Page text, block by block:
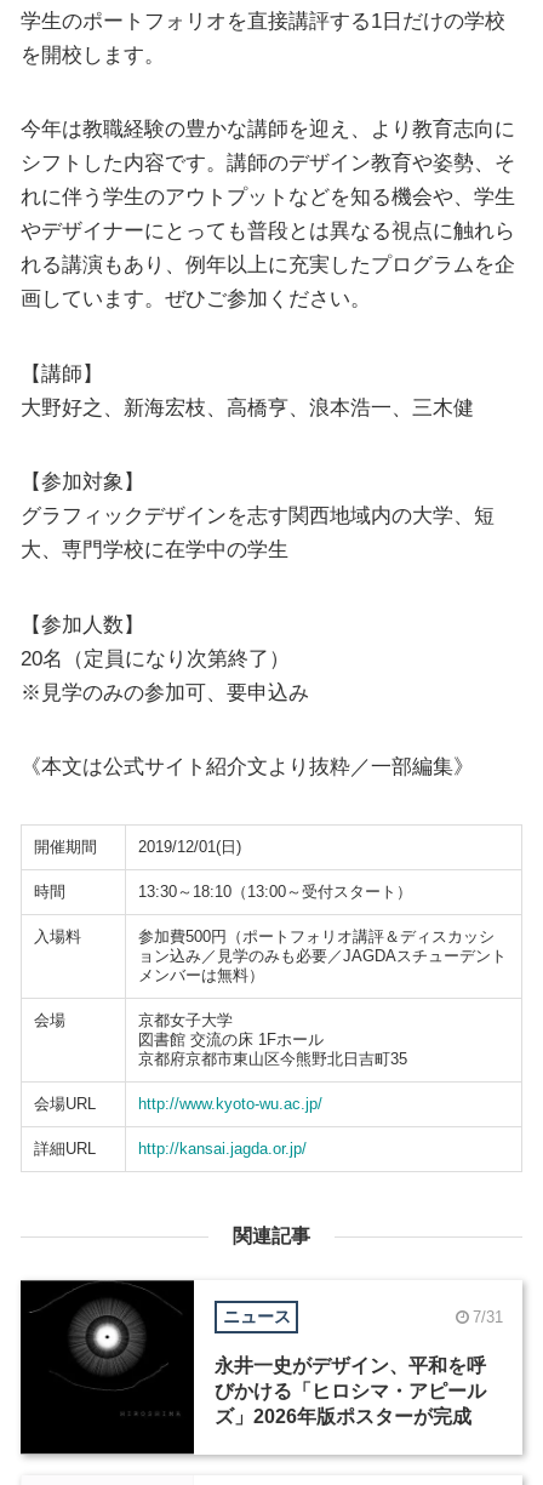
学生のポートフォリオを直接講評する1日だけの学校
を開校します。
今年は教職経験の豊かな講師を迎え、より教育志向に
シフトした内容です。講師のデザイン教育や姿勢、そ
れに伴う学生のアウトプットなどを知る機会や、学生
やデザイナーにとっても普段とは異なる視点に触れら
れる講演もあり、例年以上に充実したプログラムを企
画しています。ぜひご参加ください。
【講師】
大野好之、新海宏枝、高橋亨、浪本浩一、三木健
【参加対象】
グラフィックデザインを志す関西地域内の大学、短
大、専門学校に在学中の学生
【参加人数】
20名（定員になり次第終了）
※見学のみの参加可、要申込み
《本文は公式サイト紹介文より抜粋／一部編集》
開催期間 2019/12/01(日)
時間 13:30～18:10（13:00～受付スタート）
入場料
参加費500円（ポートフォリオ講評＆ディスカッシ
ョン込み／見学のみも必要／JAGDAスチューデント
メンバーは無料）
会場
京都女子大学
図書館 交流の床 1Fホール
京都府京都市東山区今熊野北日吉町35
会場URL http://www.kyoto-wu.ac.jp/
詳細URL http://kansai.jagda.or.jp/
関連記事
ニュース 7/31
永井一史がデザイン、平和を呼
びかける「ヒロシマ・アピール
ズ」2026年版ポスターが完成